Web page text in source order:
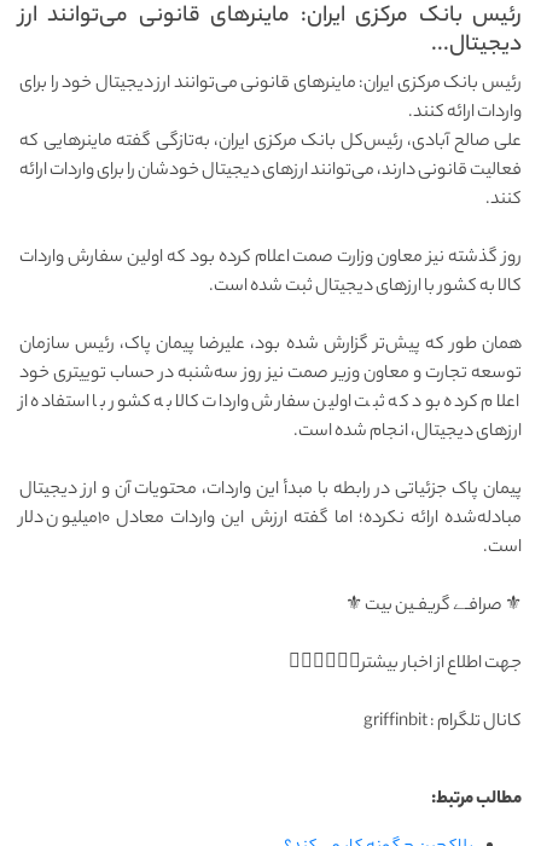
رئیس بانک مرکزی ایران: ماینرهای قانونی می‌توانند ارز
دیجیتال...
رئیس بانک مرکزی ایران: ماینرهای قانونی می‌توانند ارز دیجیتال خود را برای
واردات ارائه کنند.
علی صالح آبادی، رئیس‌کل بانک مرکزی ایران، به‌تازگی گفته ماینرهایی که
فعالیت قانونی دارند، می‌توانند ارزهای دیجیتال خودشان را برای واردات ارائه
کنند.
روز گذشته نیز معاون وزارت صمت اعلام کرده بود که اولین سفارش واردات
کالا به کشور با ارزهای دیجیتال ثبت شده است.
همان طور که پیش‌تر گزارش شده بود، علیرضا پیمان پاک، رئیس سازمان
توسعه تجارت و معاون وزیر صمت نیز روز سه‌شنبه در حساب توییتری خود
اعلام کرده بود که ثبت اولین سفارش واردات کالا به کشور با استفاده از
ارزهای دیجیتال، انجام شده است.
پیمان پاک جزئیاتی در رابطه با مبدأ این واردات، محتویات آن و ارز دیجیتال
مبادله‌شده ارائه نکرده؛ اما گفته ارزش این واردات معادل ۱۰میلیون دلار
است.
⚜ صرافـے گریفـین بیت ⚜
جهت اطلاع از اخبار بیشتر👇🏻👇🏻👇🏻
کانال تلگرام : griffinbit
مطالب مرتبط: